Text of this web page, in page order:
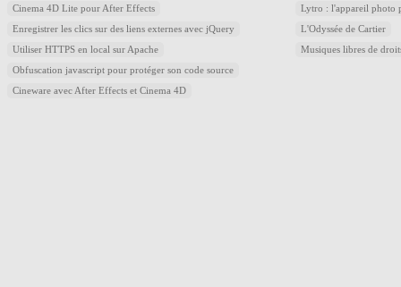
Cinema 4D Lite pour After Effects
Enregistrer les clics sur des liens externes avec jQuery
Utiliser HTTPS en local sur Apache
Obfuscation javascript pour protéger son code source
Cineware avec After Effects et Cinema 4D
Lytro : l'appareil photo
L'Odyssée de Cartier
Musiques libres de